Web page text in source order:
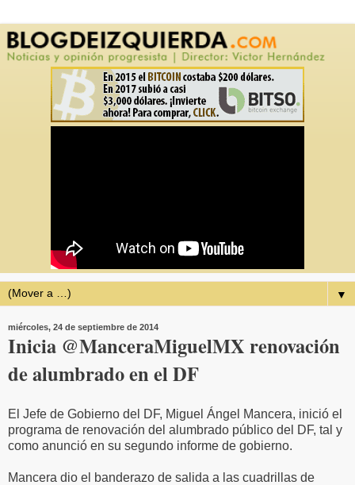
▼
miércoles, 24 de septiembre de 2014
Inicia @ManceraMiguelMX renovación
de alumbrado en el DF
El Jefe de Gobierno del DF, Miguel Ángel Mancera, inició el
programa de renovación del alumbrado público del DF, tal y
como anunció en su segundo informe de gobierno.
Mancera dio el banderazo de salida a las cuadrillas de